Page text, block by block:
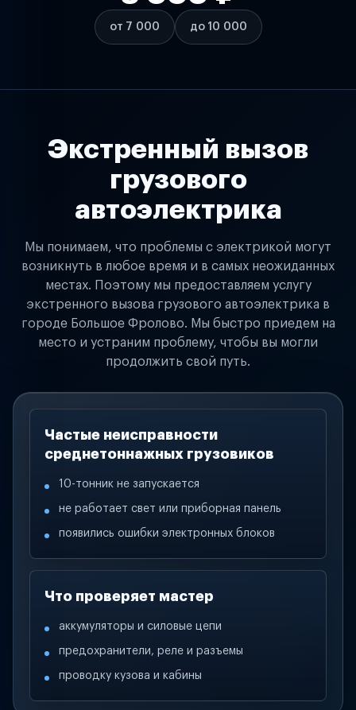
от 7 000 до 10 000
Экстренный вызов
грузового
автоэлектрика
Мы понимаем, что проблемы с электрикой могут
возникнуть в любое время и в самых неожиданных
местах. Поэтому мы предоставляем услугу
экстренного вызова грузового автоэлектрика в
городе Большое Фролово. Мы быстро приедем на
место и устраним проблему, чтобы вы могли
продолжить свой путь.
Частые неисправности
среднетоннажных грузовиков
10-тонник не запускается
не работает свет или приборная панель
появились ошибки электронных блоков
Что проверяет мастер
аккумуляторы и силовые цепи
предохранители, реле и разъемы
проводку кузова и кабины